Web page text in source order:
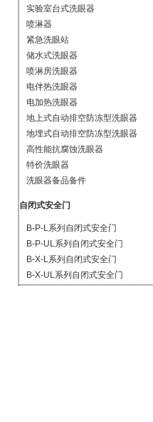
实验室台式洗眼器
喷淋器
紧急洗眼站
储水式洗眼器
喷淋房洗眼器
电伴热洗眼器
电加热洗眼器
地上式自动排空防冻型洗眼器
地埋式自动排空防冻型洗眼器
高性能抗腐蚀洗眼器
特价洗眼器
洗眼器备品备件
自闭式安全门
B-P-L系列自闭式安全门
B-P-UL系列自闭式安全门
B-X-L系列自闭式安全门
B-X-UL系列自闭式安全门